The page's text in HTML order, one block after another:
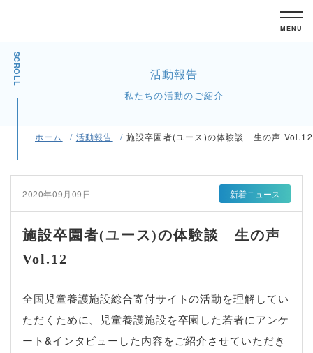
MENU
SCROLL 活動報告
私たちの活動のご紹介
ホーム 活動報告 施設卒園者(ユース)の体験談 生の声 Vol.12
2020年09月09日 新着ニュース
施設卒園者(ユース)の体験談 生の声
Vol.12
全国児童養護施設総合寄付サイトの活動を理解してい
ただくために、児童養護施設を卒園した若者にアンケ
ート&インタビューした内容をご紹介させていただき